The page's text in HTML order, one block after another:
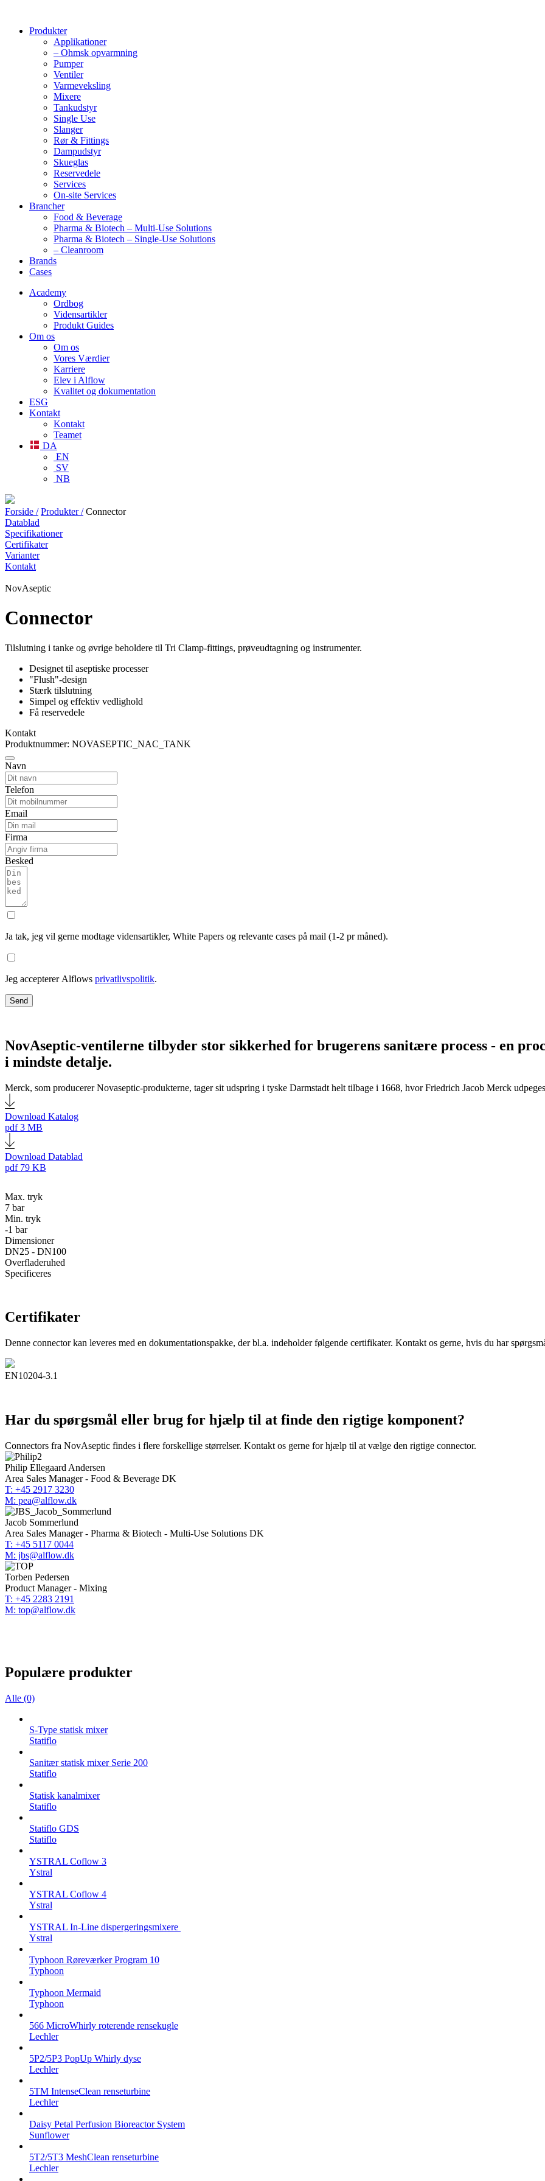
Produkter
Applikationer
– Ohmsk opvarmning
Pumper
Ventiler
Varmeveksling
Mixere
Tankudstyr
Single Use
Slanger
Rør & Fittings
Dampudstyr
Skueglas
Reservedele
Services
On-site Services
Brancher
Food & Beverage
Pharma & Biotech – Multi-Use Solutions
Pharma & Biotech – Single-Use Solutions
– Cleanroom
Brands
Cases
Academy
Ordbog
Vidensartikler
Produkt Guides
Om os
Om os
Vores Værdier
Karriere
Elev i Alflow
Kvalitet og dokumentation
ESG
Kontakt
Kontakt
Teamet
DA
EN
SV
NB
Forside / Produkter / Connector
Datablad
Specifikationer
Certifikater
Varianter
Kontakt
NovAseptic
Connector
Tilslutning i tanke og øvrige beholdere til Tri Clamp-fittings, prøveudtagning og instrumenter.
Designet til aseptiske processer
"Flush"-design
Stærk tilslutning
Simpel og effektiv vedlighold
Få reservedele
Kontakt
Produktnummer: NOVASEPTIC_NAC_TANK
Navn
Telefon
Email
Firma
Besked
Ja tak, jeg vil gerne modtage vidensartikler, White Papers og relevante cases på mail (1-2 pr måned).
Jeg accepterer Alflows privatlivspolitik.
Send
NovAseptic-ventilerne tilbyder stor sikkerhed for brugerens sanitære process - en
i mindste detalje.
Merck, som producerer Novaseptic-produkterne, tager sit udspring i tyske Darmstadt helt tilbage i 1668, hvor Friedrich Jacob Merck
Download Katalog
pdf3 MB
Download Datablad
pdf 79 KB
Max. tryk
7 bar
Min. tryk
-1 bar
Dimensioner
DN25 - DN100
Overfladeruhed
Specificeres
Certifikater
Denne connector kan leveres med en dokumentationspakke, der bl.a. indeholder følgende certifikater. Kontakt os gerne, hvis du har
EN10204-3.1
Har du spørgsmål eller brug for hjælp til at finde den rigtige komponent?
Connectors fra NovAseptic findes i flere forskellige størrelser. Kontakt os gerne for hjælp til at vælge den rigtige connector.
Philip Ellegaard Andersen
Area Sales Manager - Food & Beverage DK
T: +45 2917 3230
M: pea@alflow.dk
Jacob Sommerlund
Area Sales Manager - Pharma & Biotech - Multi-Use Solutions DK
T: +45 5117 0044
M: jbs@alflow.dk
Torben Pedersen
Product Manager - Mixing
T: +45 2283 2191
M: top@alflow.dk
Populære produkter
Alle (0)
S-Type statisk mixer
Statiflo
Sanitær statisk mixer Serie 200
Statiflo
Statisk kanalmixer
Statiflo
Statiflo GDS
Statiflo
YSTRAL Coflow 3
Ystral
YSTRAL Coflow 4
Ystral
YSTRAL In-Line dispergeringsmixere ‍‍
Ystral
Typhoon Røreværker Program 10
Typhoon
Typhoon Mermaid
Typhoon
566 MicroWhirly roterende rensekugle
Lechler
5P2/5P3 PopUp Whirly dyse
Lechler
5TM IntenseClean renseturbine
Lechler
Daisy Petal Perfusion Bioreactor System
Sunflower
5T2/5T3 MeshClean renseturbine
Lechler